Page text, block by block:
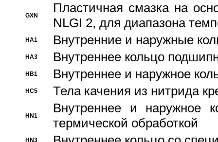
GXN
Пластичная смазка на
NLGI 2, для диапазона
HA1 Внутренние и наружные
HA3 Bнутреннее кольцо
HB1 Bнутреннее и наружное
HC5 Тела качения из нитрида
HN1
Bнутреннее и наружное
термической обработкой
HN3